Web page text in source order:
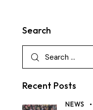
Search
Recent Posts
NEWS